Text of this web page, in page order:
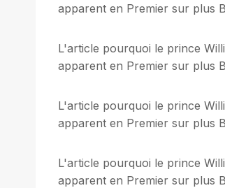
apparent en Premier sur plus
L'article pourquoi le prince
apparent en Premier sur plus
L'article pourquoi le prince
apparent en Premier sur plus
L'article pourquoi le prince
apparent en Premier sur plus